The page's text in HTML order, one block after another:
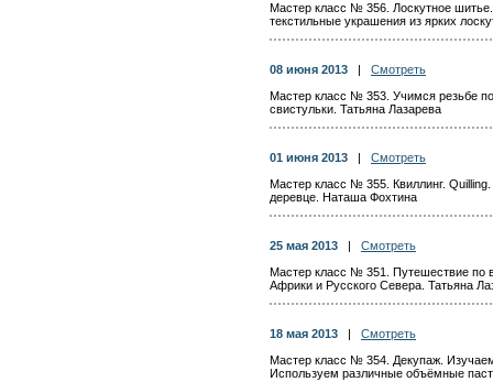
Мастер класс № 356. Лоскутное
текстильные украшения из ярких
08 июня 2013
Смотреть
Мастер класс № 353. Учимся резьбе
свистульки. Татьяна Лазарева
01 июня 2013
Смотреть
Мастер класс № 355. Квиллинг.
деревце. Наташа Фохтина
25 мая 2013
Смотреть
Мастер класс № 351. Путешествие по
Африки и Русского Севера. Татьяна
18 мая 2013
Смотреть
Мастер класс № 354. Декупаж.
Используем различные объёмные